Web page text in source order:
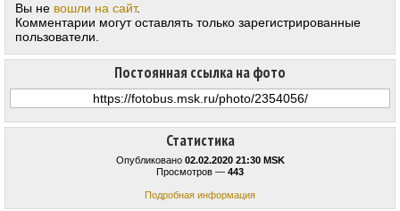
Статистика
Опубликовано 02.02.2020 21:30 MSK
Просмотров — 443
Подробная информация
Постоянная ссылка на фото
Вы не вошли на сайт.
Комментарии могут оставлять только зарегистрированные
пользователи.